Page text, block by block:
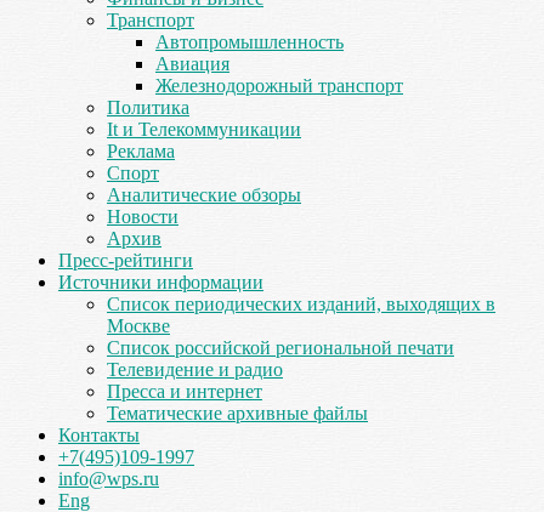
Транспорт
Автопромышленность
Авиация
Железнодорожный транспорт
Политика
It и Телекоммуникации
Реклама
Спорт
Аналитические обзоры
Новости
Архив
Пресс-рейтинги
Источники информации
Список периодических изданий, выходящих в
Москве
Список российской региональной печати
Телевидение и радио
Пресса и интернет
Тематические архивные файлы
Контакты
+7(495)109-1997
info@wps.ru
Eng